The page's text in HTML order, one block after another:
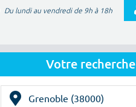
Du lundi au vendredi de 9h à 18h
Votre recherche